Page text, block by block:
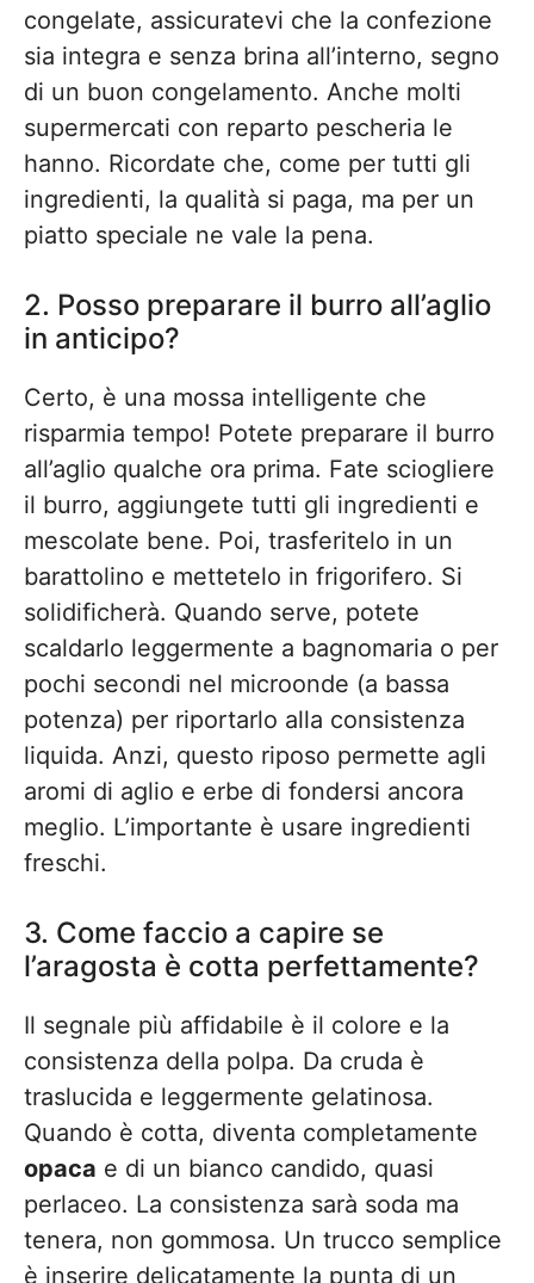
congelate, assicuratevi che la confezione
sia integra e senza brina all’interno, segno
di un buon congelamento. Anche molti
supermercati con reparto pescheria le
hanno. Ricordate che, come per tutti gli
ingredienti, la qualità si paga, ma per un
piatto speciale ne vale la pena.
2. Posso preparare il burro all’aglio
in anticipo?
Certo, è una mossa intelligente che
risparmia tempo! Potete preparare il burro
all’aglio qualche ora prima. Fate sciogliere
il burro, aggiungete tutti gli ingredienti e
mescolate bene. Poi, trasferitelo in un
barattolino e mettetelo in frigorifero. Si
solidificherà. Quando serve, potete
scaldarlo leggermente a bagnomaria o per
pochi secondi nel microonde (a bassa
potenza) per riportarlo alla consistenza
liquida. Anzi, questo riposo permette agli
aromi di aglio e erbe di fondersi ancora
meglio. L’importante è usare ingredienti
freschi.
3. Come faccio a capire se
l’aragosta è cotta perfettamente?
Il segnale più affidabile è il colore e la
consistenza della polpa. Da cruda è
traslucida e leggermente gelatinosa.
Quando è cotta, diventa completamente
opaca e di un bianco candido, quasi
perlaceo. La consistenza sarà soda ma
tenera, non gommosa. Un trucco semplice
è inserire delicatamente la punta di un